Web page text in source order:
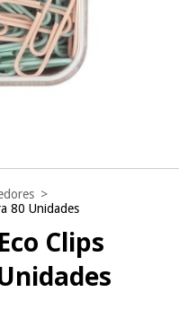
>
80 Unidades
Clips